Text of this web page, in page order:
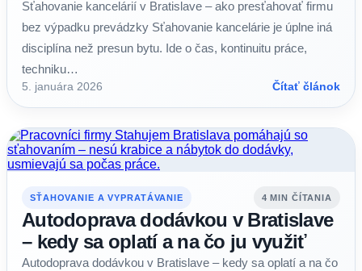
Sťahovanie kancelárií v Bratislave – ako presťahovať firmu
bez výpadku prevádzky Sťahovanie kancelárie je úplne iná
disciplína než presun bytu. Ide o čas, kontinuitu práce,
techniku…
5. januára 2026 Čítať článok
SŤAHOVANIE A VYPRATÁVANIE 4 MIN ČÍTANIA
Autodoprava dodávkou v Bratislave
– kedy sa oplatí a na čo ju využiť
Autodoprava dodávkou v Bratislave – kedy sa oplatí a na čo